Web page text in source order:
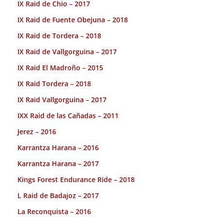
IX Raid de Chio – 2017
IX Raid de Fuente Obejuna – 2018
IX Raid de Tordera – 2018
IX Raid de Vallgorguina – 2017
IX Raid El Madroño – 2015
IX Raid Tordera – 2018
IX Raid Vallgorguina – 2017
IXX Raid de las Cañadas – 2011
Jerez – 2016
Karrantza Harana – 2016
Karrantza Harana – 2017
Kings Forest Endurance Ride – 2018
L Raid de Badajoz – 2017
La Reconquista – 2016